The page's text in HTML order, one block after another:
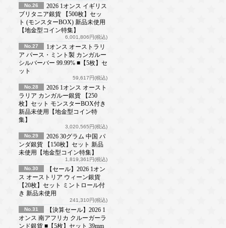
No.26
2026 1オンス イギリス
ブリタニア銀貨 【500枚】セッ
ト (モンスターBOX) 新品未使用
【地金型コイン特集】
6,001,806円(税込)
No.27
1オンス オーストラリ
ア パース・ミント製 カンガルー
シルバーバー 99.99% ■【5枚】セ
ット
59,617円(税込)
No.28
2026 1オンス オースト
ラリア カンガルー銀貨 【250
枚】セット モンスターBOX付き
新品未使用【地金型コイン特
集】
3,020,565円(税込)
No.29
2026 30グラム 中国 パ
ンダ銀貨 【150枚】セット 新品
未使用【地金型コイン特集】
1,819,361円(税込)
No.30
【セール】2026 1オン
ス オーストリア ウィーン銀貨
【20枚】セット ミントロール付
き 新品未使用
241,310円(税込)
No.31
【決算セール】2026 1
オンス 南アフリカ クルーガーラ
ンド銀貨 ■【5枚】セット 39mm